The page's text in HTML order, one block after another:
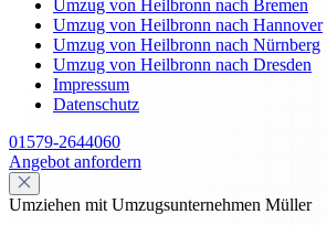
Umzug von Heilbronn nach Bremen
Umzug von Heilbronn nach Hannover
Umzug von Heilbronn nach Nürnberg
Umzug von Heilbronn nach Dresden
Impressum
Datenschutz
01579-2644060
Angebot anfordern
Umziehen mit Umzugsunternehmen Müller